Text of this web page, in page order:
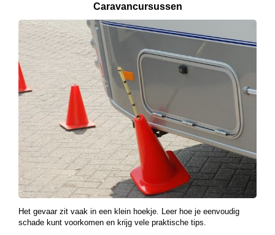
Caravancursussen
Het gevaar zit vaak in een klein hoekje. Leer hoe je eenvoudig
schade kunt voorkomen en krijg vele praktische tips.